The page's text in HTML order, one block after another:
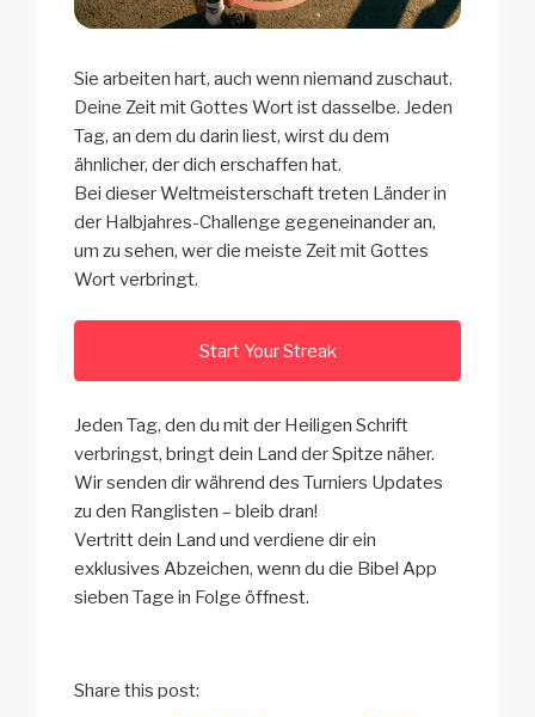
Sie arbeiten hart, auch wenn niemand zuschaut.
Deine Zeit mit Gottes Wort ist dasselbe. Jeden
Tag, an dem du darin liest, wirst du dem
ähnlicher, der dich erschaffen hat.
Bei dieser Weltmeisterschaft treten Länder in
der Halbjahres-Challenge gegeneinander an,
um zu sehen, wer die meiste Zeit mit Gottes
Wort verbringt.
Start Your Streak
Jeden Tag, den du mit der Heiligen Schrift
verbringst, bringt dein Land der Spitze näher.
Wir senden dir während des Turniers Updates
zu den Ranglisten – bleib dran!
Vertritt dein Land und verdiene dir ein
exklusives Abzeichen, wenn du die Bibel App
sieben Tage in Folge öffnest.
Share this post: